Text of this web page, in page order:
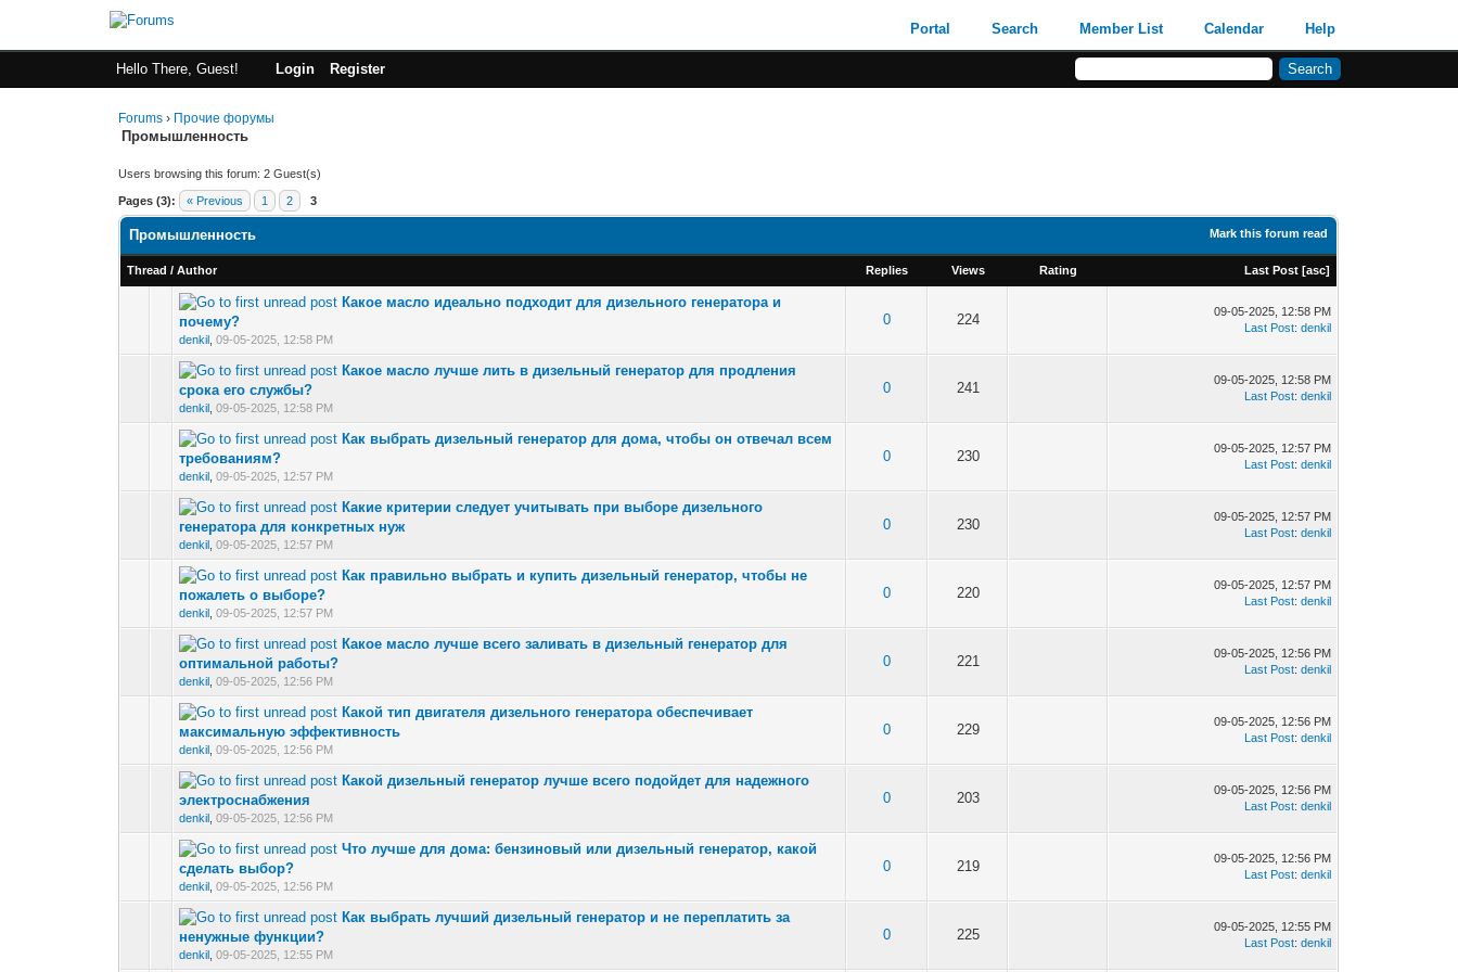
Portal Search Member List Calendar Help
Hello There, Guest! Login Register
Forums › Прочие форумы
Промышленность
Users browsing this forum: 2 Guest(s)
Pages (3): « Previous 1 2 3
Mark this forum read
Промышленность
Thread /Author Replies Views Rating Last Post [asc]
Какое масло идеально подходит для дизельного генератора и
почему?
denkil ,09-05-2025, 12:58 PM
0 224
09-05-2025, 12:58 PM
Last Post:denkil
Какое масло лучше лить в дизельный генератор для продления
срока его службы?
denkil ,09-05-2025, 12:58 PM
0 241
09-05-2025, 12:58 PM
Last Post:denkil
Как выбрать дизельный генератор для дома, чтобы он отвечал всем
требованиям?
denkil ,09-05-2025, 12:57 PM
0 230
09-05-2025, 12:57 PM
Last Post:denkil
Какие критерии следует учитывать при выборе дизельного
генератора для конкретных нуж
denkil ,09-05-2025, 12:57 PM
0 230
0 Vote(s) - 0 out of 5 in Average
09-05-2025, 12:57 PM
Last Post:denkil
Как правильно выбрать и купить дизельный генератор, чтобы не
пожалеть о выборе?
denkil ,09-05-2025, 12:57 PM
0 220
09-05-2025, 12:57 PM
Last Post:denkil
Какое масло лучше всего заливать в дизельный генератор для
оптимальной работы?
denkil ,09-05-2025, 12:56 PM
0 221
09-05-2025, 12:56 PM
Last Post:denkil
Какой тип двигателя дизельного генератора обеспечивает
максимальную эффективность
denkil ,09-05-2025, 12:56 PM
0 229
0 Vote(s) - 0 out of 5 in Average
09-05-2025, 12:56 PM
Last Post:denkil
Какой дизельный генератор лучше всего подойдет для надежного
электроснабжения
denkil ,09-05-2025, 12:56 PM
0 203
09-05-2025, 12:56 PM
Last Post:denkil
Что лучше для дома: бензиновый или дизельный генератор, какой
сделать выбор?
denkil ,09-05-2025, 12:56 PM
0 219
09-05-2025, 12:56 PM
Last Post:denkil
Как выбрать лучший дизельный генератор и не переплатить за
ненужные функции?
denkil ,09-05-2025, 12:55 PM
0 225
09-05-2025, 12:55 PM
Last Post:denkil